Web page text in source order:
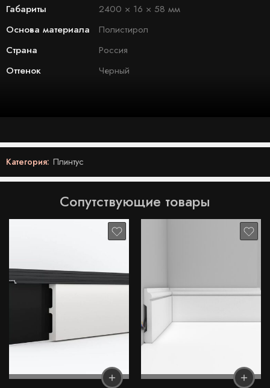
Габариты
2400 × 16 × 58 мм
Основа материала
Полистирол
Страна
Россия
Оттенок
Черный
Категория: Плинтус
Сопутствующие товары